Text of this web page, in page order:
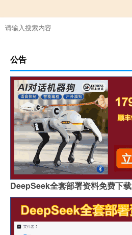
公告
DeepSeek全套部署资料免费下载